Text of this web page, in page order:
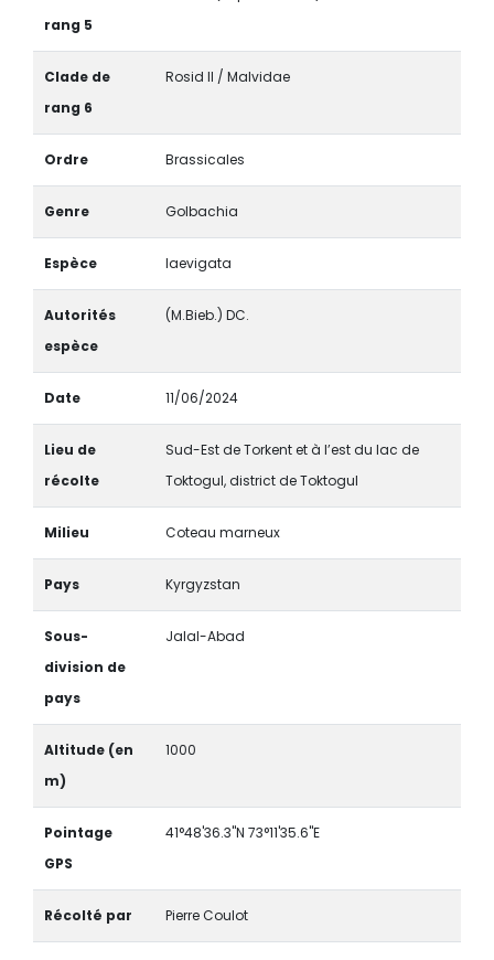
rang 5
Clade de
rang 6
Rosid II / Malvidae
Ordre Brassicales
Genre Golbachia
Espèce laevigata
Autorités
espèce
(M.Bieb.) DC.
Date 11/06/2024
Lieu de
récolte
Sud-Est de Torkent et à l’est du lac de
Toktogul, district de Toktogul
Milieu Coteau marneux
Pays Kyrgyzstan
Sous-
division de
pays
Jalal-Abad
Altitude (en
m)
1000
Pointage
GPS
41°48'36.3"N 73°11'35.6"E
Récolté par Pierre Coulot